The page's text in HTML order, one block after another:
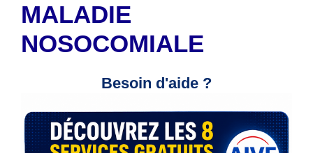
MALADIE
NOSOCOMIALE
Besoin d'aide ?